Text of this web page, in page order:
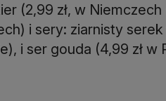
(2,99 zł, w Niemczech
i sery: ziarnisty
i ser gouda (4,99 zł w